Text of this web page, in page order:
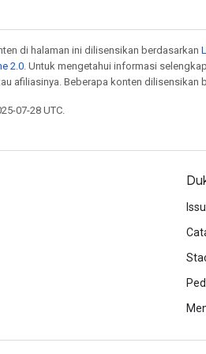
di halaman ini dilisensikan berdasarkan
2.0 . Untuk mengetahui informasi
afiliasinya. Beberapa konten dilisensikan
07-28 UTC.